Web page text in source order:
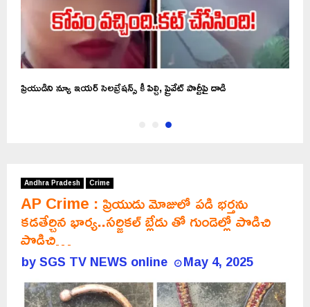
ప్రియుడిని న్యూ ఇయర్ సెలబ్రేషన్స్ కీ పిల్చి, ప్రైవేట్ పార్టీపై దాడి
Andhra Pradesh Crime
AP Crime : ప్రియుడు మోజులో పడి భర్తను
కడతేర్చిన భార్య..సర్జికల్ బ్లేడు తో గుండెల్లో పొడిచి
పొడిచి…
bySGS TV NEWS online May 4, 2025